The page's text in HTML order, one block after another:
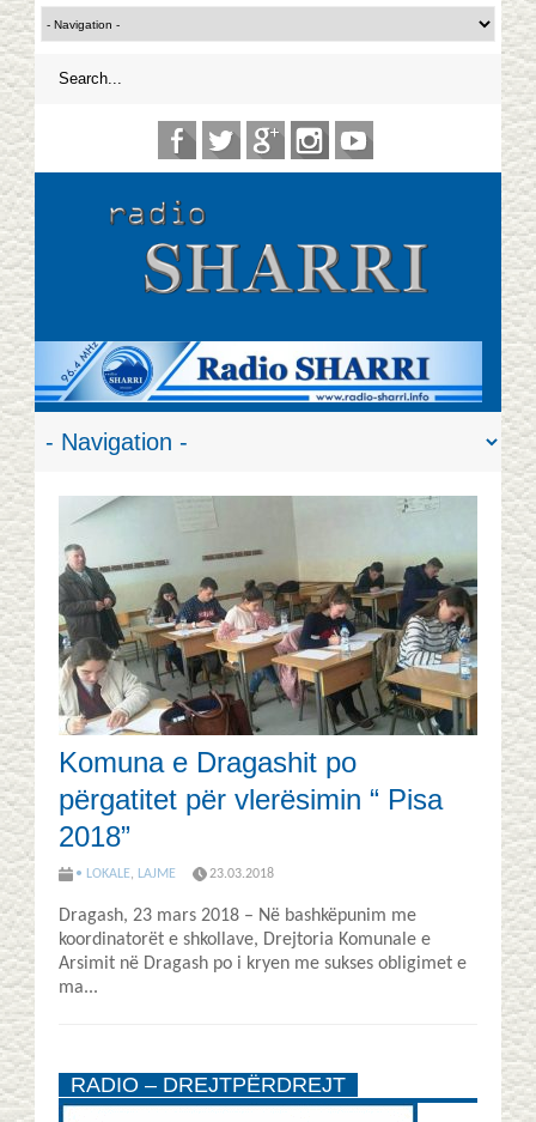
Komuna e Dragashit po
përgatitet për vlerësimin “ Pisa
2018”
• LOKALE, LAJME 23.03.2018
Dragash, 23 mars 2018 – Në bashkëpunim me
koordinatorët e shkollave, Drejtoria Komunale e
Arsimit në Dragash po i kryen me sukses obligimet e
ma...
RADIO – DREJTPËRDREJT